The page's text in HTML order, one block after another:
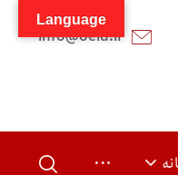
info@oeid.ir
Language